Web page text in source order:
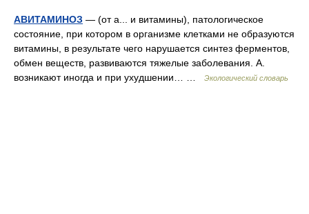
АВИТАМИНОЗ — (от а... и витамины), патологическое
состояние, при котором в организме клетками не образуются
витамины, в результате чего нарушается синтез ферментов,
обмен веществ, развиваются тяжелые заболевания. А.
возникают иногда и при ухудшении… …
Экологический словарь